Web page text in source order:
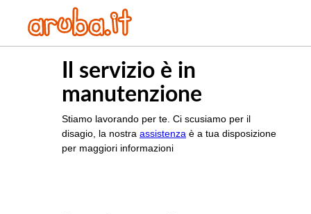
Il servizio è in
manutenzione
Stiamo lavorando per te. Ci scusiamo per il
disagio, la nostra assistenza è a tua disposizione
per maggiori informazioni